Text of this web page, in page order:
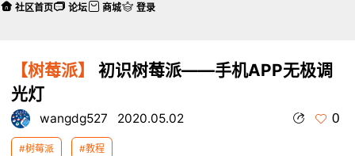
【树莓派】
初识树莓派——手机APP无极调
光灯
wangdg527 2020.05.02 0
#树莓派 #教程
社区首页 论坛 商城 登录